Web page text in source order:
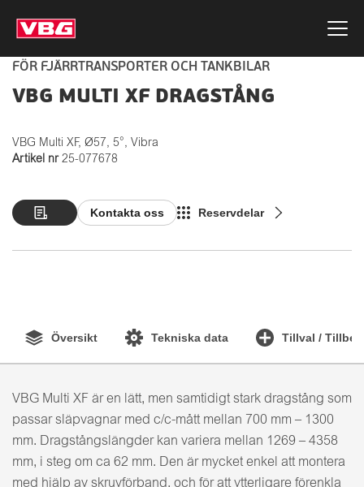
FÖR FJÄRRTRANSPORTER OCH TANKBILAR
VBG MULTI XF DRAGSTÅNG
VBG Multi XF, Ø57, 5°, Vibra
Artikel nr 25-077678
Kontakta oss Reservdelar
Översikt Tekniska data Tillval /
VBG Multi XF är en lätt, men samtidigt stark dragstång som
passar släpvagnar med c/c-mått mellan 700 mm – 1300
mm. Dragstångslängder kan variera mellan 1269 – 4358
mm, i steg om ca 62 mm. Den är mycket enkel att montera
med hjälp av skruvförband, och för att ytterligare förenkla